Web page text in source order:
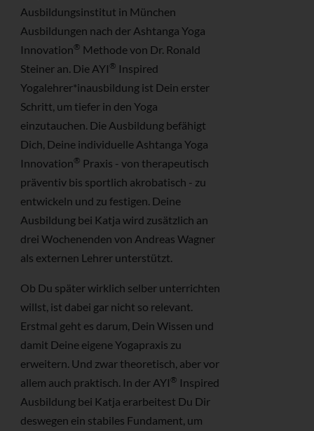
Ausbildungsinstitut in München
Ausbildungen nach der Ashtanga Yoga
Innovation® Methode von Dr. Ronald
Steiner an. Die AYI® Inspired
Yogalehrer*inausbildung ist Dein erster
Schritt, um tiefer in den Yoga
einzutauchen. Die Ausbildung befähigt
Dich, Deine individuelle Ashtanga Yoga
Innovation® Praxis - von therapeutisch
präventiv bis sportlich akrobatisch - zu
entwickeln und zu festigen. Deine
Ausbildung bei Katja wird zusätzlich an
drei Wochenenden von Andreas Wagner
als externen Lehrer unterstützt.
Ob Du später wirklich selber unterrichten
willst, ist dabei gar nicht so relevant.
Erstmal geht es darum, Dein Wissen und
damit Deine eigene Yogapraxis zu
erweitern. Und zwar theoretisch, aber vor
allem auch praktisch. In der AYI® Inspired
Ausbildung bei Katja erarbeitest Du Dir
deswegen ein stabiles Fundament, um